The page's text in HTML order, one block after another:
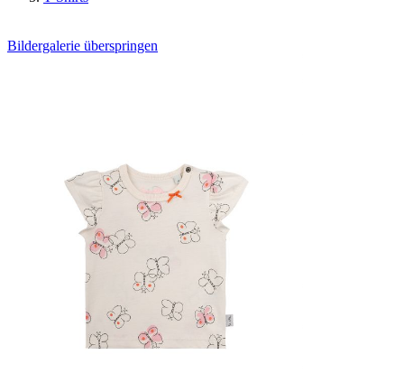
Bildergalerie überspringen